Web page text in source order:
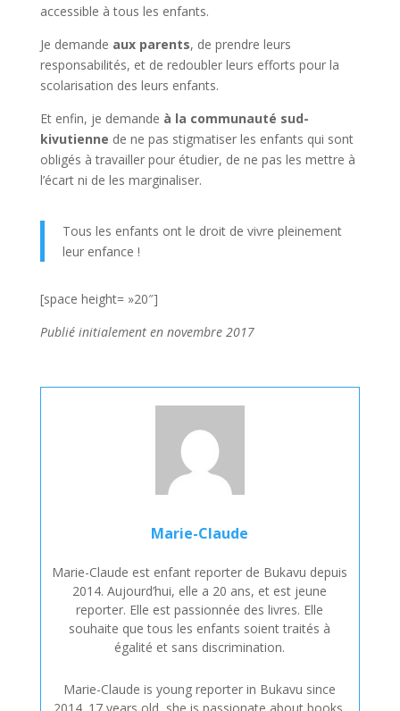
accessible à tous les enfants.
Je demande aux parents, de prendre leurs
responsabilités, et de redoubler leurs efforts pour la
scolarisation des leurs enfants.
Et enfin, je demande à la communauté sud-
kivutienne de ne pas stigmatiser les enfants qui sont
obligés à travailler pour étudier, de ne pas les mettre à
l’écart ni de les marginaliser.
Tous les enfants ont le droit de vivre pleinement
leur enfance !
[space height= »20″]
Publié initialement en novembre 2017
Marie-Claude
Marie-Claude est enfant reporter de Bukavu depuis
2014. Aujourd’hui, elle a 20 ans, et est jeune
reporter. Elle est passionnée des livres. Elle
souhaite que tous les enfants soient traités à
égalité et sans discrimination.
Marie-Claude is young reporter in Bukavu since